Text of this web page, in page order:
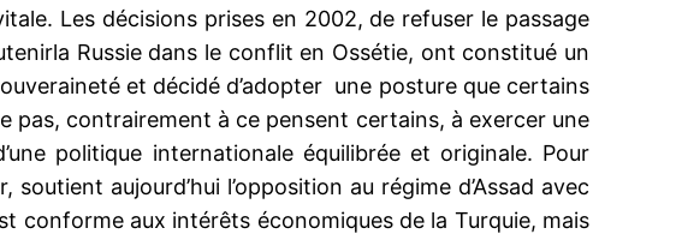
Les décisions prises en 2002, de refuser le passage
Russie dans le conflit en Ossétie, ont constitué un
et décidé d’adopter une posture que certains
pas, contrairement à ce pensent certains, à exercer une
politique internationale équilibrée et originale. Pour
aujourd’hui l’opposition au régime d’Assad avec
conforme aux intérêts économiques de la Turquie, mais